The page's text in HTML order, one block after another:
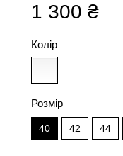
1 300 ₴
Колір
Розмір
40 42 44